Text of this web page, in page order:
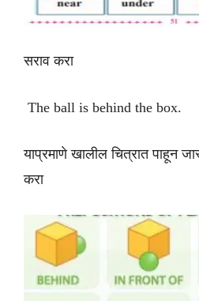
सराव करा
The ball is behind the box.
याप्रमाणे खालील चित्रात पाहून
करा